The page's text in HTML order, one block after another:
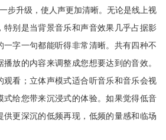
步升级，使人声更加清晰。无论是线上视
别是当背景音乐和声音效果几乎占据影
字一句都能听得非常清晰。共有四种不
放的内容来调整成您想要达到的音效。
看；立体声模式适合听音乐和音乐会视
给您带来沉浸式的体验。如果觉得低音
更深沉的低频再现，低频的量感和临场